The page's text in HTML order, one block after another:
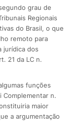
grau de
Regionais
do Brasil, o que
remoto para
jurídica dos
21 da LC n.
funções
Complementar n.
maior
a argumentação